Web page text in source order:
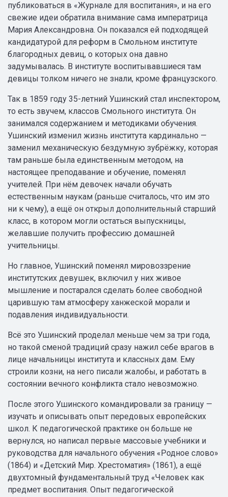
публиковаться в «Журнале для воспитания», и на его
свежие идеи обратила внимание сама императрица
Мария Александровна. Он показался ей подходящей
кандидатурой для реформ в Смольном институте
благородных девиц, о которых она давно
задумывалась. В институте воспитывавшиеся там
девицы толком ничего не знали, кроме французского.
Так в 1859 году 35-летний Ушинский стал инспектором,
то есть звучем, классов Смольного института. Он
занимался содержанием и методиками обучения.
Ушинский изменил жизнь института кардинально —
заменил механическую бездумную зубрёжку, которая
там раньше была единственным методом, на
настоящее преподавание и обучение, поменял
учителей. При нём девочек начали обучать
естественным наукам (раньше считалось, что им это
ни к чему), а ещё он открыл дополнительный старший
класс, в котором могли остаться выпускницы,
желавшие получить профессию домашней
учительницы.
Но главное, Ушинский поменял мировоззрение
институтских девушек, включил у них живое
мышление и постарался сделать более свободной
царившую там атмосферу ханжеской морали и
подавления индивидуальности.
Всё это Ушинский проделал меньше чем за три года,
но такой сменой традиций сразу нажил себе врагов в
лице начальницы института и классных дам. Ему
строили козни, на него писали жалобы, и работать в
состоянии вечного конфликта стало невозможно.
После этого Ушинского командировали за границу —
изучать и описывать опыт передовых европейских
школ. К педагогической практике он больше не
вернулся, но написал первые массовые учебники и
руководства для начального обучения «Родное слово»
(1864) и «Детский Мир. Хрестоматия» (1861), а ещё
двухтомный фундаментальный труд «Человек как
предмет воспитания. Опыт педагогической